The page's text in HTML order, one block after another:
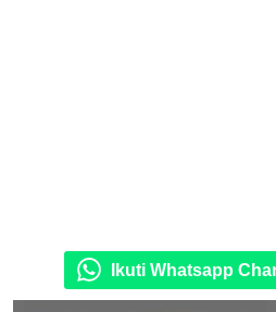
Ikuti Whatsapp